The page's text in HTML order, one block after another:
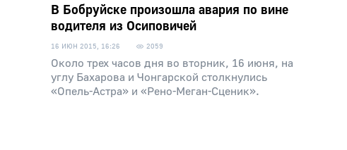
В Бобруйске произошла авария по вине
водителя из Осиповичей
16 ИЮН 2015, 16:26 2059
Около трех часов дня во вторник, 16 июня, на
углу Бахарова и Чонгарской столкнулись
«Опель-Астра» и «Рено-Меган-Сценик».